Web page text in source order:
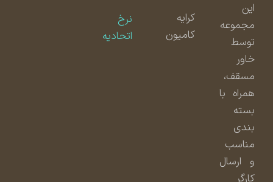
مجموعه
توسط
مسقف،
همراه با
بسته
بندی
مناسب
و ارسال
کامیون
اتحادیه